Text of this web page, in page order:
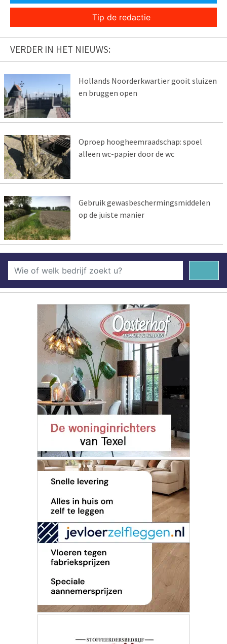
Tip de redactie
VERDER IN HET NIEUWS:
Hollands Noorderkwartier gooit sluizen
en bruggen open
Oproep hoogheemraadschap: spoel
alleen wc-papier door de wc
Gebruik gewasbeschermingsmiddelen
op de juiste manier